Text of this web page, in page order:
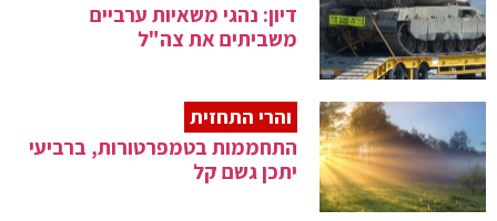
דיון: נהגי משאיות ערביים
משביתים את צה"ל
והרי התחזית
התחממות בטמפרטורות, ברביעי
יתכן גשם קל